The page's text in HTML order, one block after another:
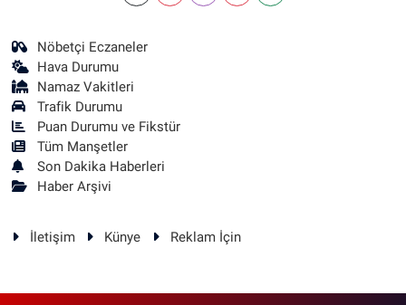
Nöbetçi Eczaneler
Hava Durumu
Namaz Vakitleri
Trafik Durumu
Puan Durumu ve Fikstür
Tüm Manşetler
Son Dakika Haberleri
Haber Arşivi
İletişim Künye Reklam İçin